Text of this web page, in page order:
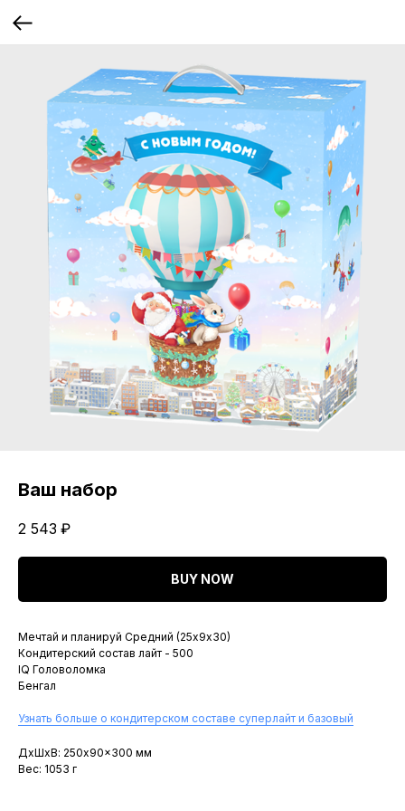
Ваш набор
2 543 ₽
BUY NOW
Мечтай и планируй Средний (25х9х30)
Кондитерский состав лайт - 500
IQ Головоломка
Бенгал
Узнать больше о кондитерском составе суперлайт и базовый
ДxШxВ: 250x90x300 мм
Вес: 1053 г